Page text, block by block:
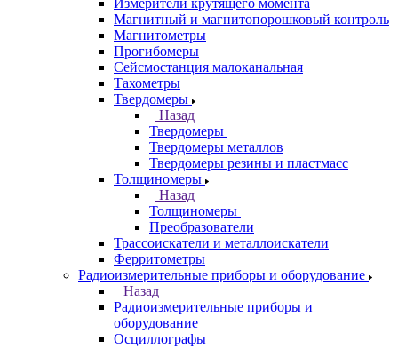
Измерители крутящего момента
Магнитный и магнитопорошковый контроль
Магнитометры
Прогибомеры
Сейсмостанция малоканальная
Тахометры
Твердомеры
Назад
Твердомеры
Твердомеры металлов
Твердомеры резины и пластмасс
Толщиномеры
Назад
Толщиномеры
Преобразователи
Трассоискатели и металлоискатели
Ферритометры
Радиоизмерительные приборы и оборудование
Назад
Радиоизмерительные приборы и
оборудование
Осциллографы